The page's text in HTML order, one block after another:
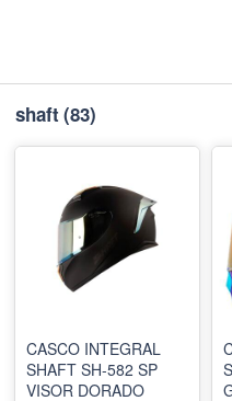
shaft (83)
CASCO INTEGRAL
SHAFT SH-582 SP
VISOR DORADO